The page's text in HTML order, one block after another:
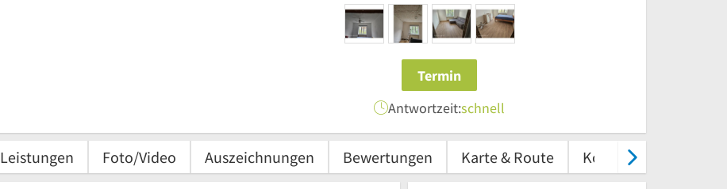
Termin
Antwortzeit:schnell
Leistungen Foto/Video Auszeichnungen Bewertungen Karte & Route Kontakt